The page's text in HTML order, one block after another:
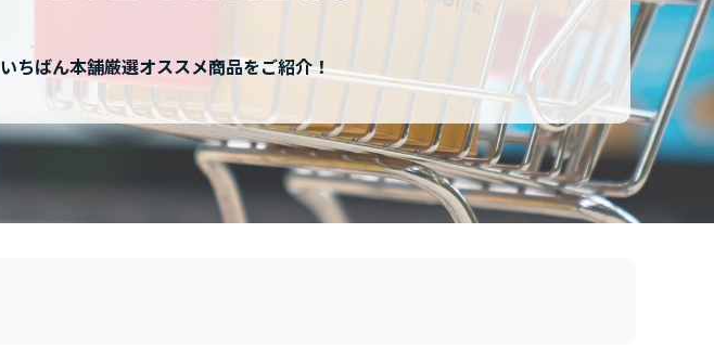
ちばん本舗厳選オススメ商品をご紹介！